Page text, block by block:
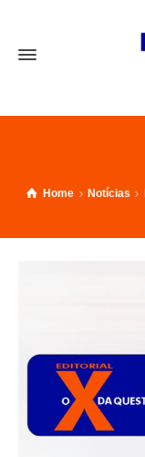
Home Notícias